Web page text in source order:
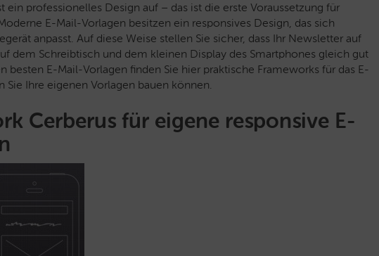
ein professionelles Design auf – das ist die erste Voraussetzung für
E-Mail-Vorlagen besitzen ein responsives Design, das sich
anpasst. Auf diese Weise stellen Sie sicher, dass Ihr Newsletter auf
dem Schreibtisch und dem kleinen Display des Smartphones gleich gut
besten E-Mail-Vorlagen finden Sie hier praktische Frameworks für das E-
Sie Ihre eigenen Vorlagen bauen können.
Cerberus für eigene responsive E-